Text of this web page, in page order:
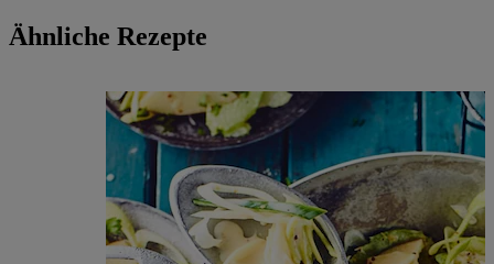
Ähnliche Rezepte